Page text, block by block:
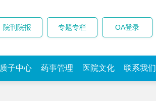
院刊院报 专题专栏 OA登录
质子中心 药事管理 医院文化 联系我们